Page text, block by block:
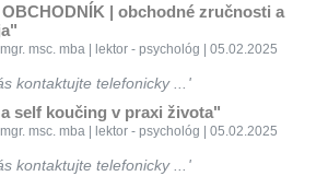
| obchodné zručnosti a
msc. mba | lektor - psychológ | 05.02.2025
kontaktujte telefonicky ...
self koučing v praxi života"
msc. mba | lektor - psychológ | 05.02.2025
kontaktujte telefonicky ...